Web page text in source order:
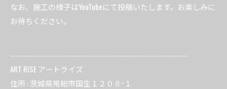
なお、施工の様子はYouTubeにて投稿いたします。お楽しみに
お待ちください。
----------------------------------------------------------------------
ART RISE アートライズ
住所 : 茨城県常総市国生１２０８−１